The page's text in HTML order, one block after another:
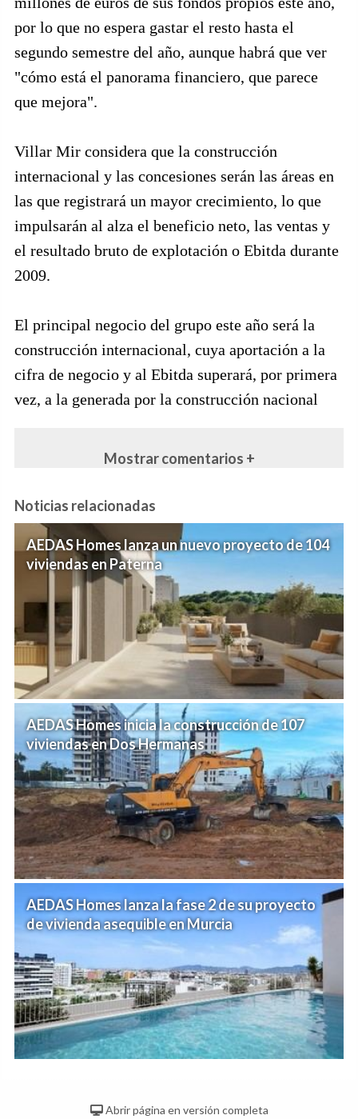
por lo que no espera gastar el resto hasta el
segundo semestre del año, aunque habrá que ver
"cómo está el panorama financiero, que parece
que mejora".
Villar Mir considera que la construcción
internacional y las concesiones serán las áreas en
las que registrará un mayor crecimiento, lo que
impulsarán al alza el beneficio neto, las ventas y
el resultado bruto de explotación o Ebitda durante
2009.
El principal negocio del grupo este año será la
construcción internacional, cuya aportación a la
cifra de negocio y al Ebitda superará, por primera
vez, a la generada por la construcción nacional
Mostrar comentarios +
Noticias relacionadas
AEDAS Homes lanza un nuevo proyecto de 104
viviendas en Paterna
AEDAS Homes inicia la construcción de 107
viviendas en Dos Hermanas
AEDAS Homes lanza la fase 2 de su proyecto
de vivienda asequible en Murcia
Abrir página en versión completa